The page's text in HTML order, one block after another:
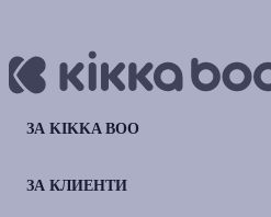
ЗА KIKKA BOO
ЗА КЛИЕНТИ